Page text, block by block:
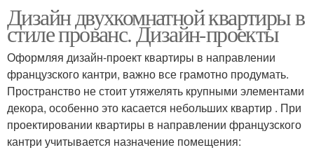
Дизайн двухкомнатной квартиры в
стиле прованс. Дизайн-проекты
Оформляя дизайн-проект квартиры в направлении
французского кантри, важно все грамотно продумать.
Пространство не стоит утяжелять крупными элементами
декора, особенно это касается небольших квартир . При
проектировании квартиры в направлении французского
кантри учитывается назначение помещения: